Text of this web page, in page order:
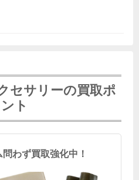
セサリーの買取ポ
ト
わず買取強化中！